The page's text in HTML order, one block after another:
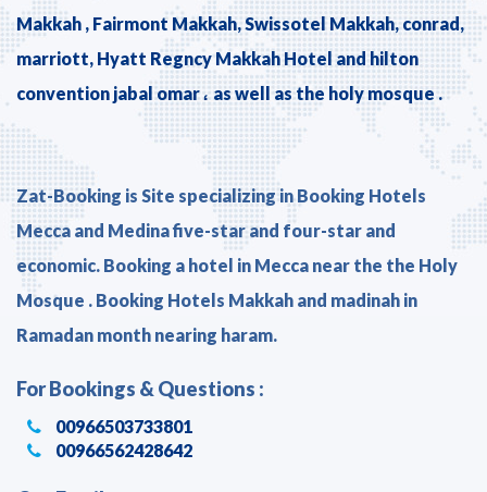
Makkah , Fairmont Makkah, Swissotel Makkah, conrad,
marriott, Hyatt Regncy Makkah Hotel and hilton
convention jabal omar ، as well as the holy mosque .
Zat-Booking is Site specializing in Booking Hotels
Mecca and Medina five-star and four-star and
economic. Booking a hotel in Mecca near the the Holy
Mosque . Booking Hotels Makkah and madinah in
Ramadan month nearing haram.
For Bookings & Questions :
00966503733801
00966562428642